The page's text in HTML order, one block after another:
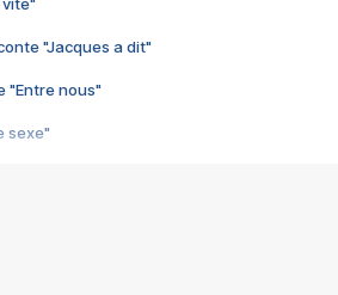
"Jacques a dit"
"Entre nous"
sexe"